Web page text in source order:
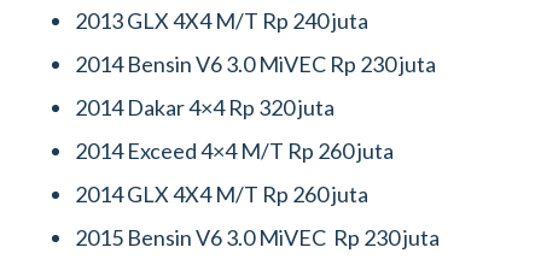
2013 GLX 4X4 M/T Rp 240 juta
2014 Bensin V6 3.0 MiVEC Rp 230 juta
2014 Dakar 4×4 Rp 320 juta
2014 Exceed 4×4 M/T Rp 260 juta
2014 GLX 4X4 M/T Rp 260 juta
2015 Bensin V6 3.0 MiVEC Rp 230 juta